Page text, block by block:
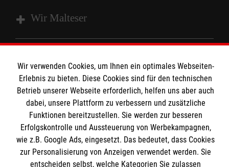
Wir Malteser
Angebote & Leistungen
Kursangebote
Mitarbeiten
WirMalteser
Informationen
Kontakt
Impressum
Datenschutz
Barrierefreiheit
Malteser online
Wir verwenden Cookies, um Ihnen ein optimales Webseiten-
Erlebnis zu bieten. Diese Cookies sind für den technischen
Betrieb unserer Webseite erforderlich, helfen uns aber auch
dabei, unsere Plattform zu verbessern und zusätzliche
Funktionen bereitzustellen. Sie werden zur besseren
Erfolgskontrolle und Aussteuerung von Werbekampagnen,
wie z.B. Google Ads, eingesetzt. Das bedeutet, dass Cookies
zur Personalisierung von Anzeigen verwendet werden. Sie
entscheiden selbst, welche Kategorien Sie zulassen